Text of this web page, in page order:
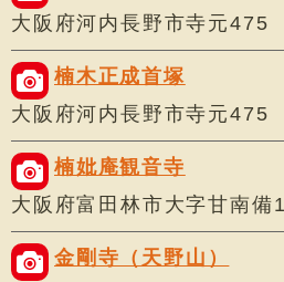
大阪府河内長野市寺元475
楠木正成首塚
大阪府河内長野市寺元475
楠妣庵観音寺
大阪府富田林市大字甘南備
金剛寺（天野山）